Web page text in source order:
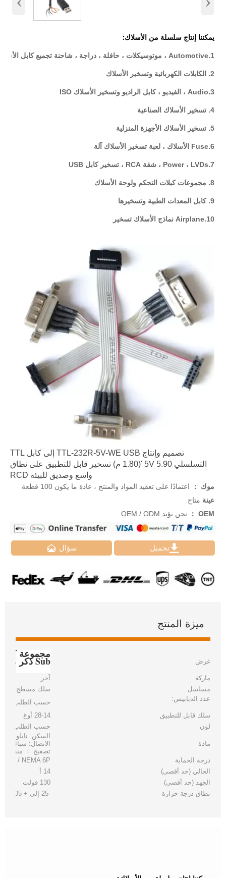
يمكننا إنتاج سلسلة من الأسلاك:
1.Automotive ، موتوسيكلات ، حافلة ، دراجة ، شاحنة تجميع كابل الأسلاك
2. الكابلات الكهربائية وتسخير الأسلاك
3.Audio ، الفيديو ، كابل الراديو وتسخير الأسلاك ISO
4. تسخير الأسلاك الصناعية
5. تسخير الأسلاك الأجهزة المنزلية
6.Fuse الأسلاك ، لعبة تسخير الأسلاك آلة
7.Power ، LVDs ، شقة RCA ، تسخير كابل USB
8. مجموعات كبلات التحكم ولوحة الأسلاك
9. كابل المعدات الطبية وتسخيرها
10.Airplane نماذج الأسلاك تسخير
تصميم وإنتاج TTL-232R-5V-WE USB إلى كابل TTL
التسلسلي 5V 5.90 '(1.80 م) تسخير قابل للتطبيق على نطاق
واسع وصديق للبيئة RCD
موك ：
اعتمادًا على تعقيد المواد والمنتج ، عادة ما يكون 100 قطعة
عينة متاح
OEM ：
نحن نؤيد OEM / ODM
 سؤال تحميل
ميزة المنتج
غرض Sub ذكر موصل سلك تسخير
ماركة
آخر
مسلسل
سلك مسطح
عدد الدبابيس:
حسب الطلب
سلك قابل للتطبيق
28-14 أوغ
لون
حسب الطلب
مادة
السكن: نايلون
الاتصال: سبائك
تصفيح ： منطقة
درجة الحماية
IP 67 / NEMA 6P
الحالي (حد أقصى)
14 أ
الجهد (حد أقصى)
130 فولت
نطاق درجة حرارة
-25 إلى + 105 درجة مئوية